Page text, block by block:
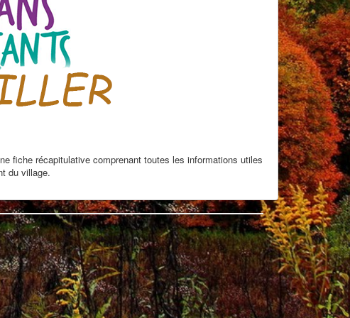
fiche récapitulative comprenant toutes les informations utiles
du village.